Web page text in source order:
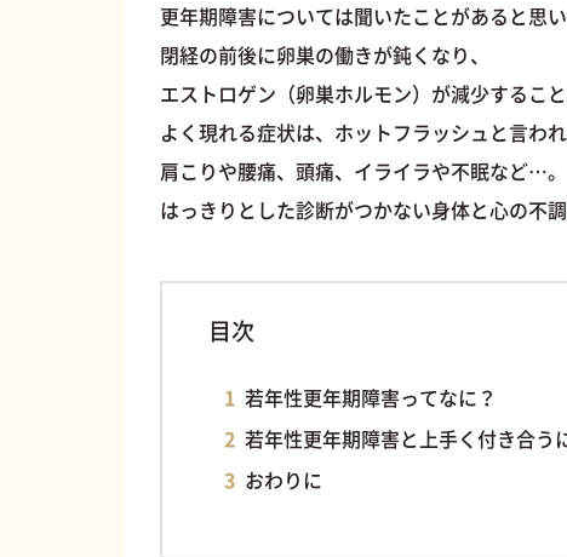
更年期障害については聞いたことがあると思い
閉経の前後に卵巣の働きが鈍くなり、
エストロゲン（卵巣ホルモン）が減少するこ
よく現れる症状は、ホットフラッシュと言わ
肩こりや腰痛、頭痛、イライラや不眠など…。
はっきりとした診断がつかない身体と心の不
目次
若年性更年期障害ってなに？
若年性更年期障害と上手く付き合う
おわりに